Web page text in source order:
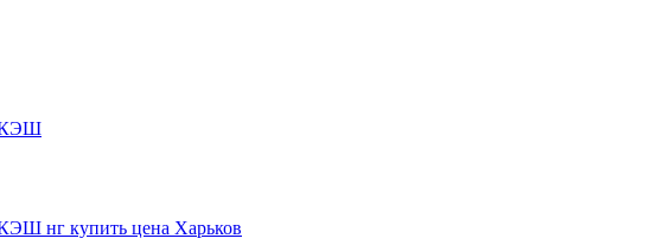
нг купить цена Харьков